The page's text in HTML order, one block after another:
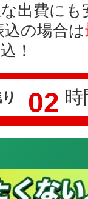
出費に
込の場合は
！
02